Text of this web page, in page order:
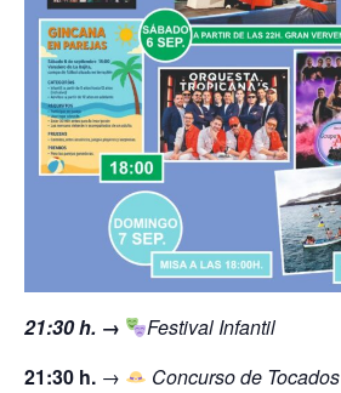
21:30 h. →
Festival Infantil
21:30 h. → Concurso de Tocados